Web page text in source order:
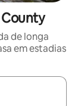
de longa
em estadias
explore-os